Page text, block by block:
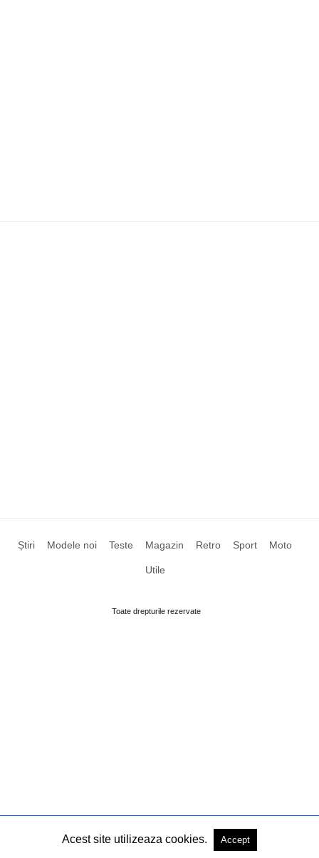
Știri Modele noi Teste Magazin Retro Sport Moto
Utile
Toate drepturile rezervate
Acest site utilizeaza cookies. Accept